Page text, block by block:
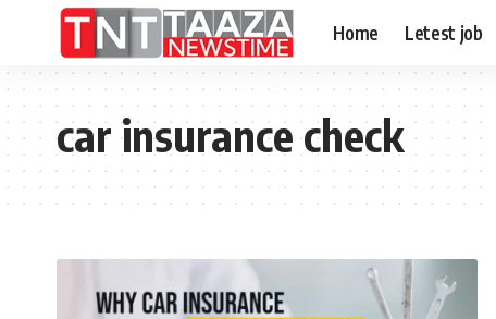
Home Letest job
car insurance check